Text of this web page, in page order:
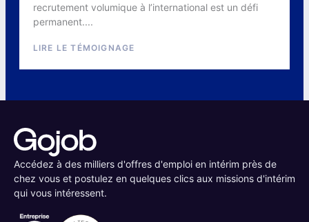
recrutement volumique à l’international est un défi
permanent....
LIRE LE TÉMOIGNAGE
Accédez à des milliers d'offres d'emploi en intérim près de
chez vous et postulez en quelques clics aux missions d'intérim
qui vous intéressent.